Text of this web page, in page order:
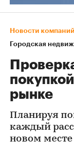
Новости компаний
Городская
рынке
Планируя
каждый
новом